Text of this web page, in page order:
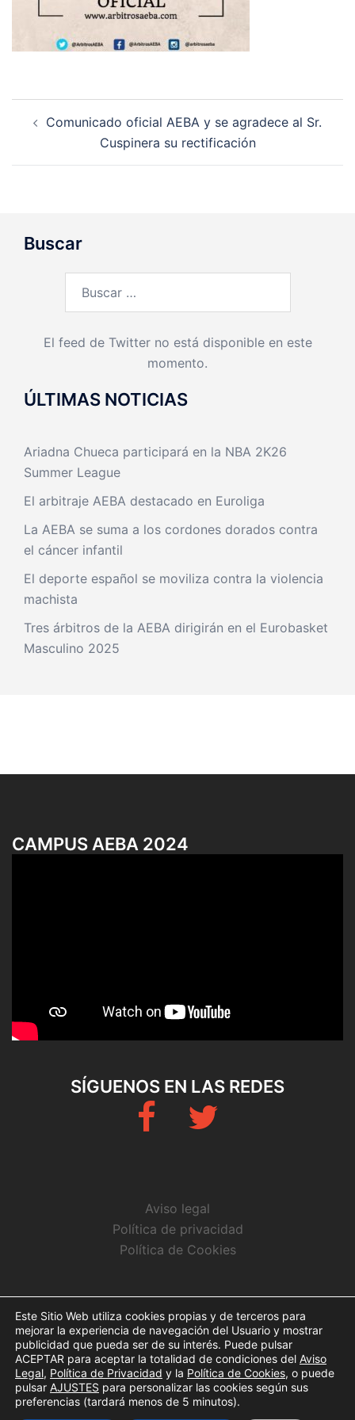
de
Comunicado oficial AEBA y se agradece al Sr.
Cuspinera su rectificación
Buscar
El feed de Twitter no está disponible en este
momento.
ÚLTIMAS NOTICIAS
Ariadna Chueca participará en la NBA 2K26
Summer League
El arbitraje AEBA destacado en Euroliga
La AEBA se suma a los cordones dorados contra
el cáncer infantil
El deporte español se moviliza contra la violencia
machista
Tres árbitros de la AEBA dirigirán en el Eurobasket
Masculino 2025
CAMPUS AEBA 2024
SÍGUENOS EN LAS REDES
Fb Twitter
Aviso legal
Política de privacidad
Política de Cookies
CONTACTO
info@arbitrosaeba.com
Este Sitio Web utiliza cookies propias y de terceros para
mejorar la experiencia de navegación del Usuario y mostrar
publicidad que pueda ser de su interés. Puede pulsar
ACEPTAR para aceptar la totalidad de condiciones del Aviso
Legal, Política de Privacidad y la Política de Cookies, o puede
pulsar AJUSTES para personalizar las cookies según sus
preferencias (tardará menos de 5 minutos).